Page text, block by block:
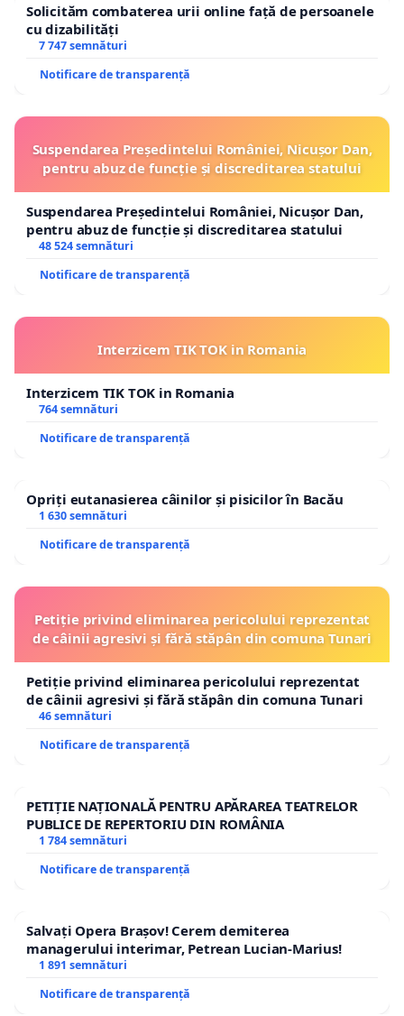
Solicităm combaterea urii online față de persoanele
cu dizabilități
7 747 semnături
Notificare de transparență
Suspendarea Președintelui României, Nicușor Dan,
pentru abuz de funcție și discreditarea statului
Suspendarea Președintelui României, Nicușor Dan,
pentru abuz de funcție și discreditarea statului
48 524 semnături
Notificare de transparență
Interzicem TIK TOK in Romania
Interzicem TIK TOK in Romania
764 semnături
Notificare de transparență
Opriți eutanasierea câinilor și pisicilor în Bacău
1 630 semnături
Notificare de transparență
Petiție privind eliminarea pericolului reprezentat
de câinii agresivi și fără stăpân din comuna Tunari
Petiție privind eliminarea pericolului reprezentat
de câinii agresivi și fără stăpân din comuna Tunari
46 semnături
Notificare de transparență
PETIȚIE NAȚIONALĂ PENTRU APĂRAREA TEATRELOR
PUBLICE DE REPERTORIU DIN ROMÂNIA
1 784 semnături
Notificare de transparență
Salvați Opera Brașov! Cerem demiterea
managerului interimar, Petrean Lucian-Marius!
1 891 semnături
Notificare de transparență